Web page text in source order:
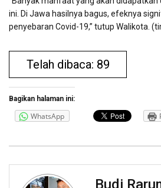
ini. Di Jawa hasilnya bagus, efeknya
penyebaran Covid-19,” tutup Walikota.
Telah dibaca: 89
Bagikan halaman ini:
WhatsApp
Budi